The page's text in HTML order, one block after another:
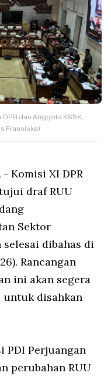
dan Anggota KSSK,
Fransiska)
- Komisi XI DPR
draf RUU
Sektor
selesai dibahas di
Rancangan
ini akan segera
untuk disahkan
PDI Perjuangan
perubahan RUU